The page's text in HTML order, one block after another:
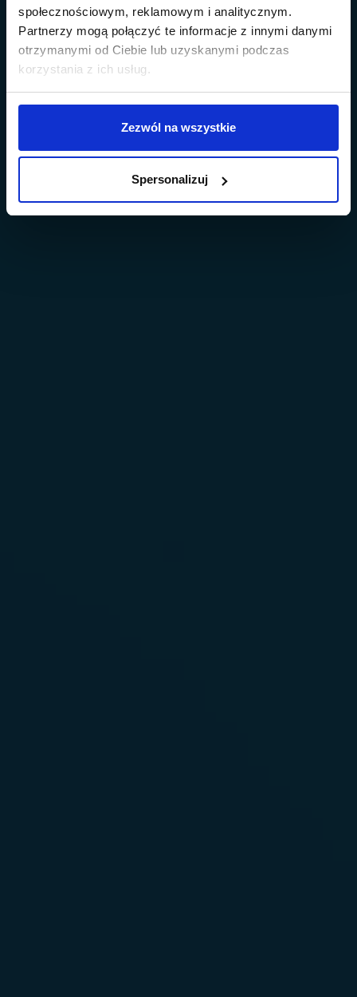
społecznościowym, reklamowym i analitycznym.
Partnerzy mogą połączyć te informacje z innymi danymi
otrzymanymi od Ciebie lub uzyskanymi podczas
korzystania z ich usług.
Zezwól na wszystkie
Spersonalizuj